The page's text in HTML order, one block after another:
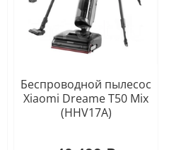
Беспроводной пылесос
Xiaomi Dreame T50 Mix
(HHV17A)